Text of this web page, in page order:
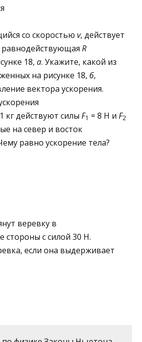
со скоростью v, действует
равнодействующая R
18, а. Укажите, какой из
на рисунке 18, б,
вектора ускорения.
кг действуют силы F1 = 8 Н и F2
на север и восток
равно ускорение тела?
веревку в
с силой 30 Н.
если она выдер­живает